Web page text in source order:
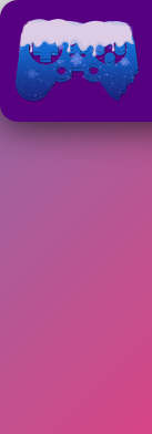
Juegos Friv 2018
Vegas